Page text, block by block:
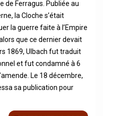
de Ferragus. Publiée au
la Cloche s’était
la guerre faite à l’Empire
que ce dernier devait
1869, Ulbach fut traduit
et fut condamné à 6
Le 18 décembre,
sa publication pour